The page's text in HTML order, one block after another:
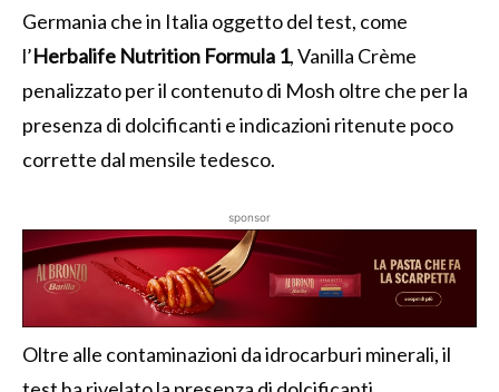
Germania che in Italia oggetto del test, come
l’Herbalife Nutrition Formula 1, Vanilla Crème
penalizzato per il contenuto di Mosh oltre che per la
presenza di dolcificanti e indicazioni ritenute poco
corrette dal mensile tedesco.
sponsor
Oltre alle contaminazioni da idrocarburi minerali, il